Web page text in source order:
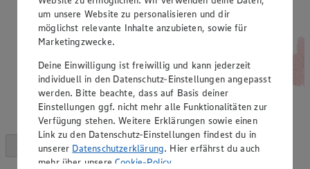
um unsere Website zu personalisieren und dir
möglichst relevante Inhalte anzubieten, sowie für
Marketingzwecke.
Deine Einwilligung ist freiwillig und kann jederzeit
individuell in den Datenschutz-Einstellungen angepasst
werden. Bitte beachte, dass auf Basis deiner
Einstellungen ggf. nicht mehr alle Funktionalitäten zur
Verfügung stehen. Weitere Erklärungen sowie einen
Link zu den Datenschutz-Einstellungen findest du in
unserer Datenschutzerklärung. Hier erfährst du auch
mehr über unsereCookie-Policy.